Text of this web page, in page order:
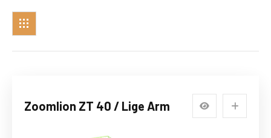
Zoomlion ZT 40 / Lige Arm